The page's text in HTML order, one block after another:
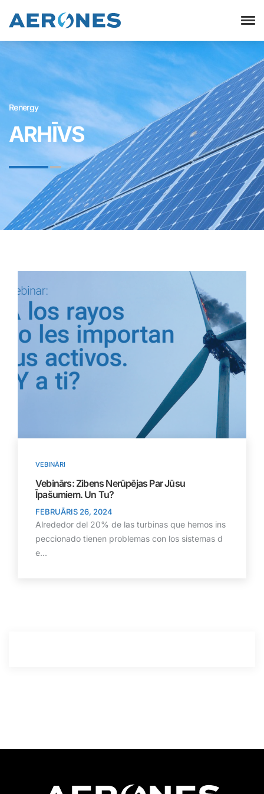
Renergy
ARHĪVS
VEBINĀRI
Vebinārs: Zibens Nerūpējas Par Jūsu
Īpašumiem. Un Tu?
FEBRUĀRIS 26, 2024
Alrededor del 20% de las turbinas que hemos ins
peccionado tienen problemas con los sistemas d
e...